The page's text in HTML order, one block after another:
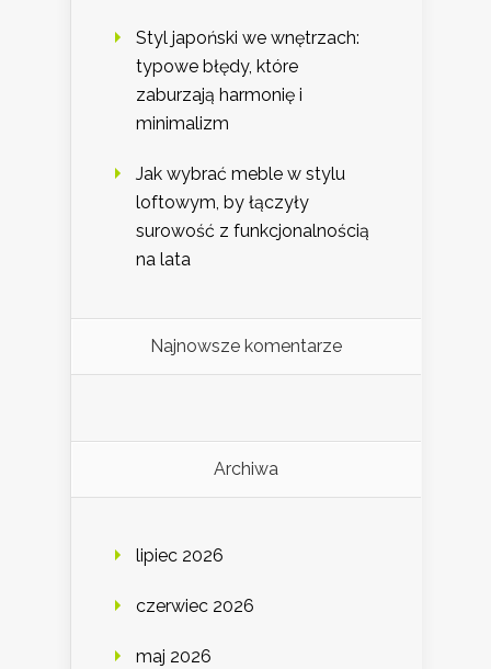
Styl japoński we wnętrzach:
typowe błędy, które
zaburzają harmonię i
minimalizm
Jak wybrać meble w stylu
loftowym, by łączyły
surowość z funkcjonalnością
na lata
Najnowsze komentarze
Archiwa
lipiec 2026
czerwiec 2026
maj 2026